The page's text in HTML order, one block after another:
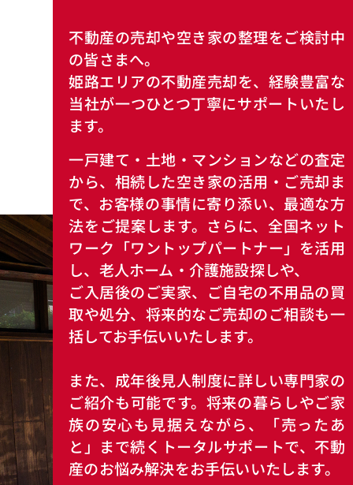
不動産の売却や空き家の整理をご検討中
の皆さまへ。
姫路エリアの不動産売却を、経験豊富な
当社が一つひとつ丁寧にサポートいたし
ます。
一戸建て・土地・マンションなどの査定
から、相続した空き家の活用・ご売却ま
で、お客様の事情に寄り添い、最適な方
法をご提案します。さらに、全国ネット
ワーク「ワントップパートナー」を活用
し、老人ホーム・介護施設探しや、
ご入居後のご実家、ご自宅の不用品の買
取や処分、将来的なご売却のご相談も一
括してお手伝いいたします。
また、成年後見人制度に詳しい専門家の
ご紹介も可能です。将来の暮らしやご家
族の安心も見据えながら、「売ったあ
と」まで続くトータルサポートで、不動
産のお悩み解決をお手伝いいたします。